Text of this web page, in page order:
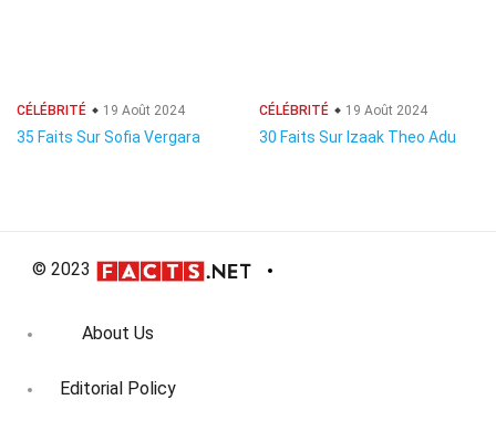
CÉLÉBRITÉ 19 Août 2024
35 Faits Sur Sofia Vergara
CÉLÉBRITÉ 19 Août 2024
30 Faits Sur Izaak Theo Adu
© 2023
About Us
Editorial Policy